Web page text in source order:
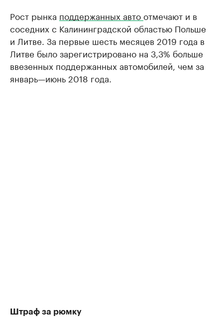
Рост рынка поддержанных автоотмечают и в
соседних с Калининградской областью Польше
и Литве. За первые шесть месяцев 2019 года в
Литве было зарегистрировано на 3,3% больше
ввезенных поддержанных автомобилей, чем за
январь—июнь 2018 года.
Штраф за рюмку